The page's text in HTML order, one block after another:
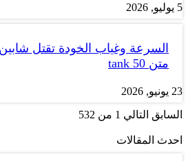
5 يوليو, 2026
السرعة وغياب الخودة تقتل
متن tank 50
23 يونيو, 2026
السابق التالي 1 من 532
احدث المقالات